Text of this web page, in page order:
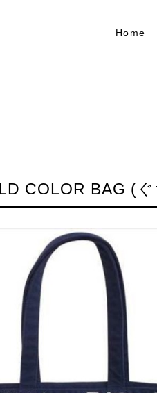
Home
COLOR BAG (